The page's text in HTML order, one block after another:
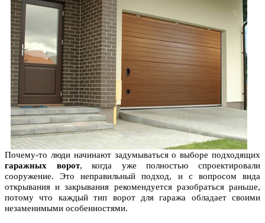
Почему-то люди начинают задумываться о выборе подходящих
гаражных ворот, когда уже полностью спроектировали
сооружение. Это неправильный подход, и с вопросом вида
открывания и закрывания рекомендуется разобраться раньше,
потому что каждый тип ворот для гаража обладает своими
незаменимыми особенностями.